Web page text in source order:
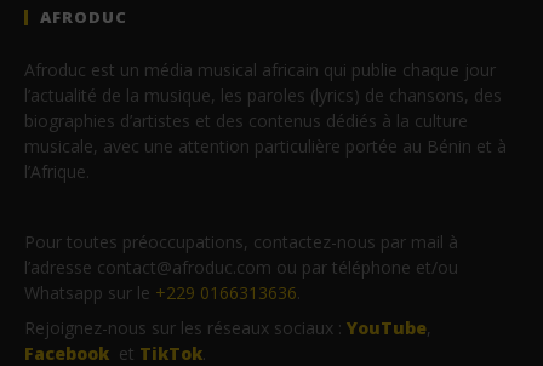
AFRODUC
Afroduc est un média musical africain qui publie chaque jour
l’actualité de la musique, les paroles (lyrics) de chansons, des
biographies d’artistes et des contenus dédiés à la culture
musicale, avec une attention particulière portée au Bénin et à
l’Afrique.
Pour toutes préoccupations, contactez-nous par mail à
l’adresse contact@afroduc.com ou par téléphone et/ou
Whatsapp sur le +229 0166313636.
Rejoignez-nous sur les réseaux sociaux : YouTube,
Facebook et TikTok.